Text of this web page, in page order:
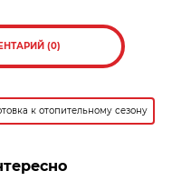
(0)
к отопительному сезону